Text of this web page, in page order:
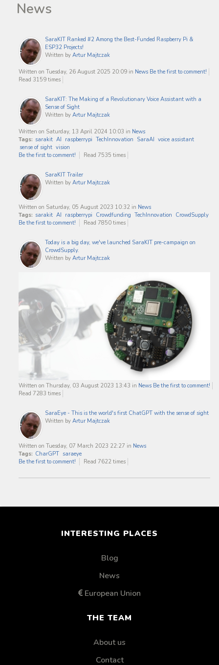
News
SaraKIT Ranked #2 Among the Best-Funded Raspberry Pi &
ESP32 Projects!
Written by Artur Majtczak
Written on Tuesday, 26 August 2025 20:09 in News Be the first to comment!
Read 3159 times
SaraKIT: The Making of a Revolutionary Voice Assistant with a
Sense of Sight
Written by Artur Majtczak
Written on Saturday, 13 April 2024 10:03 in News
Tags: sarakit AI raspberrypi TechInnovation SaraAI voice assistant
sense of sight vision
Be the first to comment!
Read 7535 times
SaraKIT Trailer
Written by Artur Majtczak
Written on Saturday, 05 August 2023 10:32 in News
Tags: sarakit AI raspberrypi Crowdfunding TechInnovation CrowdSupply
Be the first to comment!
Read 7850 times
Today is a big day, we've launched SaraKIT pre-campaign on
CrowdSupply.
Written by Artur Majtczak
Written on Thursday, 03 August 2023 13:43 in News Be the first to comment!
Read 7283 times
SaraEye - This is the world's first ChatGPT with the sense of sight
Written by Artur Majtczak
Written on Tuesday, 07 March 2023 22:27 in News
Tags: CharGPT saraeye
Be the first to comment!
Read 7622 times
INTERESTING PLACES
Blog
News
European Union
THE TEAM
About us
Contact